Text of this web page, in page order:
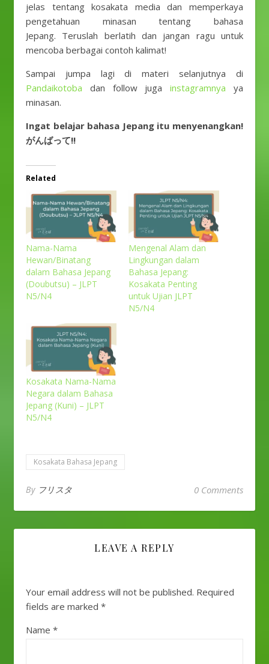
jelas tentang kosakata media dan memperkaya
pengetahuan minasan tentang bahasa
Jepang. Teruslah berlatih dan jangan ragu untuk
mencoba berbagai contoh kalimat!
Sampai jumpa lagi di materi selanjutnya di
Pandaikotoba dan follow jugainstagramnya ya
minasan.
Ingat belajar bahasa Jepang itu menyenangkan!
がんばって!!
Related
Nama-Nama
Hewan/Binatang
dalam Bahasa Jepang
(Doubutsu) – JLPT
N5/N4
Mengenal Alam dan
Lingkungan dalam
Bahasa Jepang:
Kosakata Penting
untuk Ujian JLPT
N5/N4
Kosakata Nama-Nama
Negara dalam Bahasa
Jepang (Kuni) – JLPT
N5/N4
Kosakata Bahasa Jepang
By フリスタ 0 Comments
LEAVE A REPLY
Your email address will not be published. Required
fields are marked *
Name *